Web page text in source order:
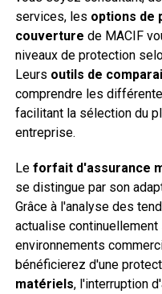
services, les options de
couverture de MACIF
niveaux de protection
Leurs outils de
comprendre les
facilitant la sélection du
entreprise.
Le forfait d'assurance
se distingue par son
Grâce à l'analyse des
actualise
environnements
bénéficierez d'une
matériels, l'interruption